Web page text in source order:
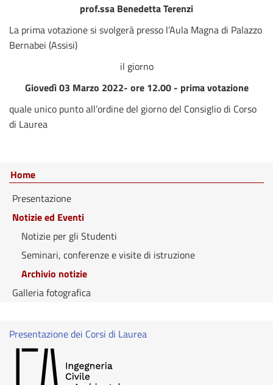
prof.ssa Benedetta Terenzi
La prima votazione si svolgerà presso l’Aula Magna di Palazzo
Bernabei (Assisi)
il giorno
Giovedì 03 Marzo 2022- ore 12.00 - prima votazione
quale unico punto all’ordine del giorno del Consiglio di Corso
di Laurea
Home
Presentazione
Notizie ed Eventi
Notizie per gli Studenti
Seminari, conferenze e visite di istruzione
Archivio notizie
Galleria fotografica
Presentazione dei Corsi di Laurea